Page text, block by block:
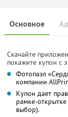
Основное
Скачайте
покажите купон с
Фотопазл
компании
Купон дает
рамке-
выбор).